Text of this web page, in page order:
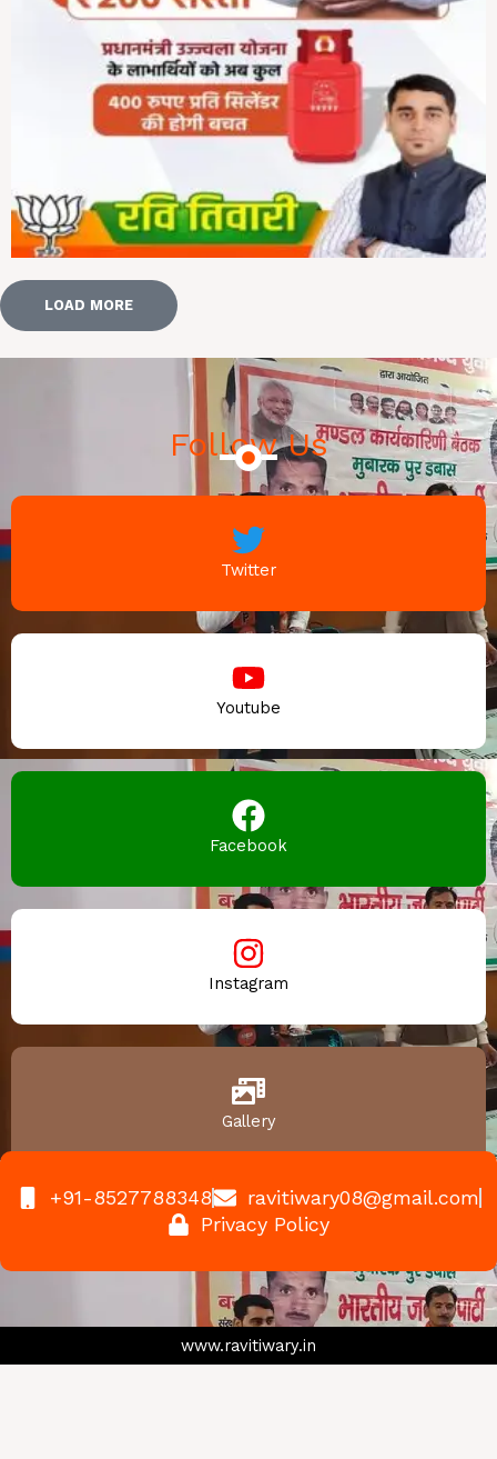
LOAD MORE
Follow Us
Twitter
Youtube
Facebook
Instagram
Gallery
+91-8527788348
ravitiwary08@gmail.com
Privacy Policy
www.ravitiwary.in